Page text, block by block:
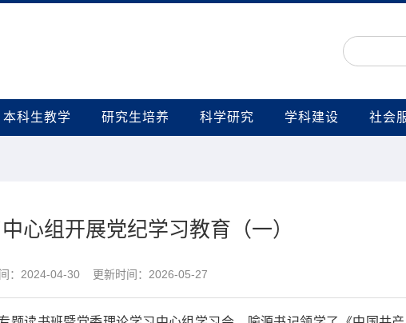
本科生教学 研究生培养 科学研究 学科建设 社会
心组开展党纪学习教育（一）
：2024-04-30 更新时间：2026-05-27